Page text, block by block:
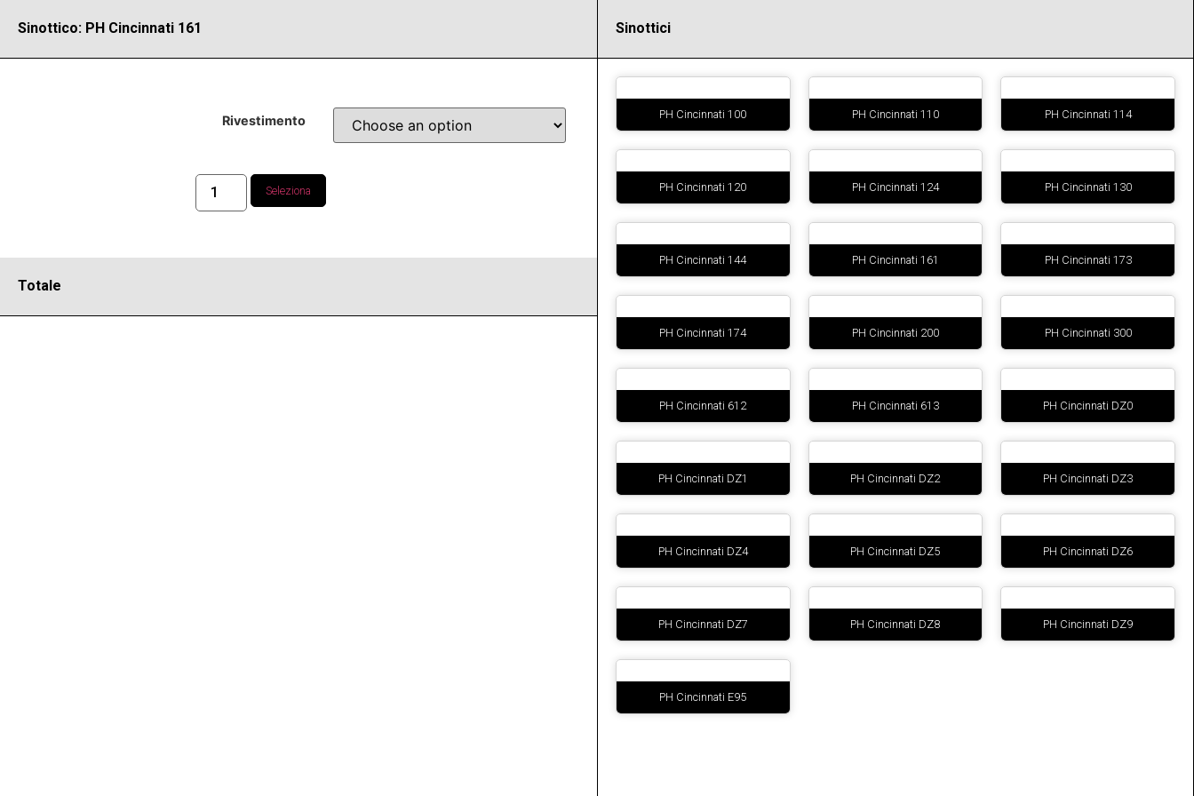
Sinottico: PH Cincinnati 161
Rivestimento
Seleziona
Totale
Sinottici
PH Cincinnati 100 PH Cincinnati 110 PH Cincinnati 114
PH Cincinnati 120 PH Cincinnati 124 PH Cincinnati 130
PH Cincinnati 144 PH Cincinnati 161 PH Cincinnati 173
PH Cincinnati 174 PH Cincinnati 200 PH Cincinnati 300
PH Cincinnati 612 PH Cincinnati 613 PH Cincinnati DZ0
PH Cincinnati DZ1 PH Cincinnati DZ2 PH Cincinnati DZ3
PH Cincinnati DZ4 PH Cincinnati DZ5 PH Cincinnati DZ6
PH Cincinnati DZ7 PH Cincinnati DZ8 PH Cincinnati DZ9
PH Cincinnati E95